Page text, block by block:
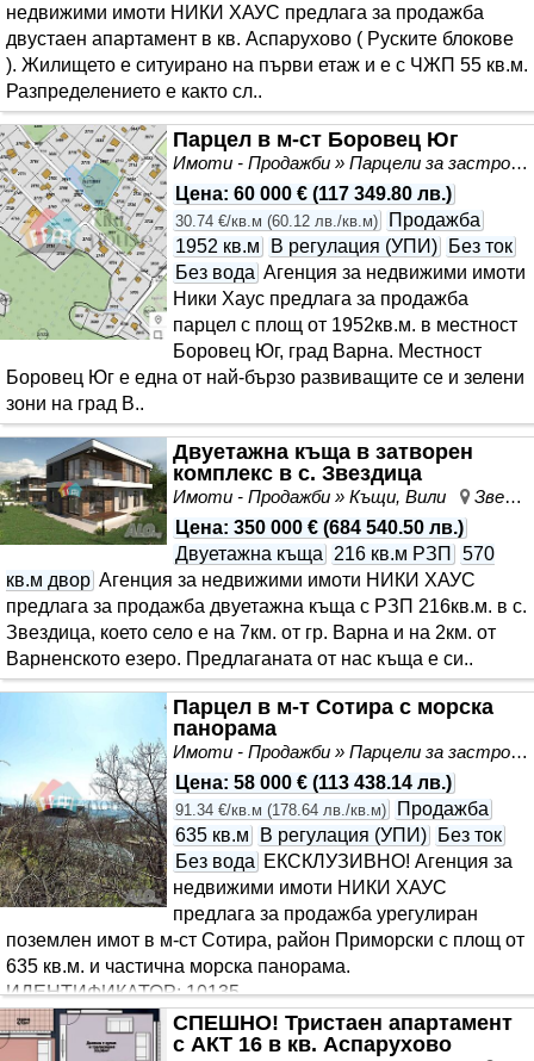
недвижими имоти НИКИ ХАУС предлага за продажба
двустаен апартамент в кв. Аспарухово ( Руските блокове
). Жилището е ситуирано на първи етаж и е с ЧЖП 55 кв.м.
Разпределението е както сл..
Парцел в м-ст Боровец Юг
Имоти - Продажби » Парцели за застрояване, Инвестиционни проекти
Цена: 60 000 € (117 349.80 лв.)
30.74 €/кв.м (60.12 лв./кв.м)
Продажба
1952 кв.м
В регулация (УПИ)
Без ток
Без вода Агенция за недвижими имоти
Ники Хаус предлага за продажба
парцел с площ от 1952кв.м. в местност
Боровец Юг, град Варна. Местност
Боровец Юг е една от най-бързо развиващите се и зелени
зони на град В..
Двуетажна къща в затворен
комплекс в с. Звездица
Имоти - Продажби » Къщи, Вили
Звездица, област Варна
Цена: 350 000 € (684 540.50 лв.)
Двуетажна къща
216 кв.м РЗП
570
кв.м двор Агенция за недвижими имоти НИКИ ХАУС
предлага за продажба двуетажна къща с РЗП 216кв.м. в с.
Звездица, което село е на 7км. от гр. Варна и на 2км. от
Варненското езеро. Предлаганата от нас къща е си..
Парцел в м-т Сотира с морска
панорама
Имоти - Продажби » Парцели за застрояване, Инвестиционни проекти
Цена: 58 000 € (113 438.14 лв.)
91.34 €/кв.м (178.64 лв./кв.м)
Продажба
635 кв.м
В регулация (УПИ)
Без ток
Без вода ЕКСКЛУЗИВНО! Агенция за
недвижими имоти НИКИ ХАУС
предлага за продажба урегулиран
поземлен имот в м-ст Сотира, район Приморски с площ от
635 кв.м. и частична морска панорама.
ИДЕНТИФИКАТОР: 10135...
СПЕШНО! Тристаен апартамент
с АКТ 16 в кв. Аспарухово